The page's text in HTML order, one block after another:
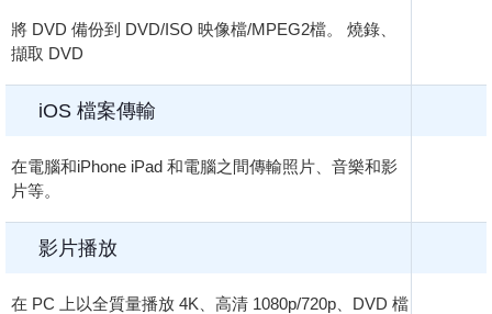
將 DVD 備份到 DVD/ISO 映像檔/MPEG2檔。 燒錄、
擷取 DVD
iOS 檔案傳輸
在電腦和iPhone iPad 和電腦之間傳輸照片、音樂和影
片等。
影片播放
在 PC 上以全質量播放 4K、高清 1080p/720p、DVD 檔